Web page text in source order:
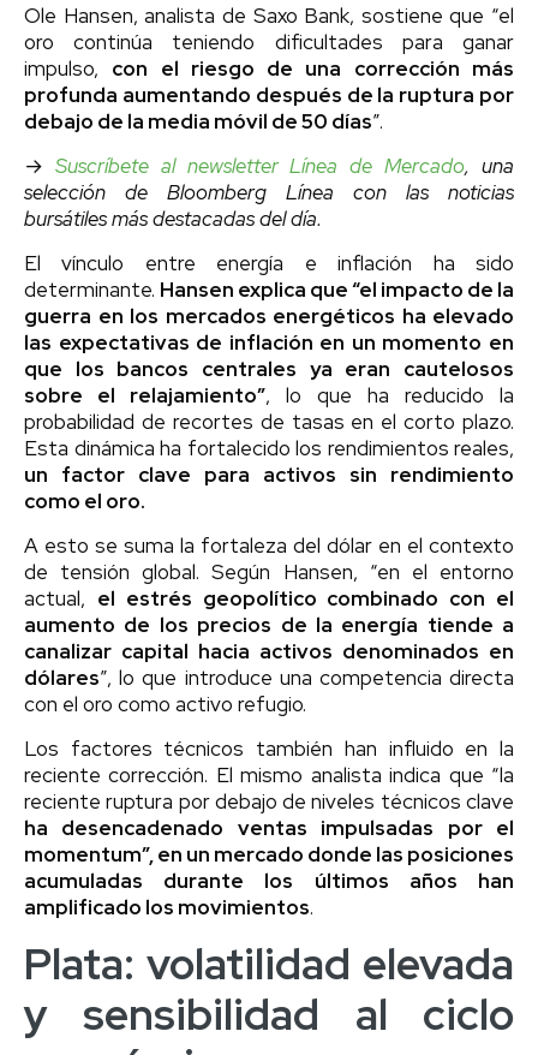
Ole Hansen, analista de Saxo Bank, sostiene que “el
oro continúa teniendo dificultades para ganar
impulso, con el riesgo de una corrección más
profunda aumentando después de la ruptura por
debajo de la media móvil de 50 días”.
→ Suscríbete al newsletter Línea de Mercado, una
selección de Bloomberg Línea con las noticias
bursátiles más destacadas del día.
El vínculo entre energía e inflación ha sido
determinante. Hansen explica que “el impacto de la
guerra en los mercados energéticos ha elevado
las expectativas de inflación en un momento en
que los bancos centrales ya eran cautelosos
sobre el relajamiento”, lo que ha reducido la
probabilidad de recortes de tasas en el corto plazo.
Esta dinámica ha fortalecido los rendimientos reales,
un factor clave para activos sin rendimiento
como el oro.
A esto se suma la fortaleza del dólar en el contexto
de tensión global. Según Hansen, “en el entorno
actual, el estrés geopolítico combinado con el
aumento de los precios de la energía tiende a
canalizar capital hacia activos denominados en
dólares”, lo que introduce una competencia directa
con el oro como activo refugio.
Los factores técnicos también han influido en la
reciente corrección. El mismo analista indica que “la
reciente ruptura por debajo de niveles técnicos clave
ha desencadenado ventas impulsadas por el
momentum”, en un mercado donde las posiciones
acumuladas durante los últimos años han
amplificado los movimientos.
Plata: volatilidad elevada
y sensibilidad al ciclo